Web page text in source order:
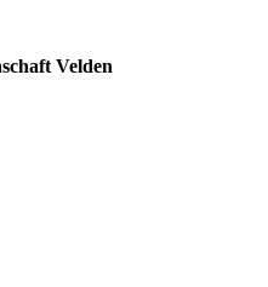
Velden